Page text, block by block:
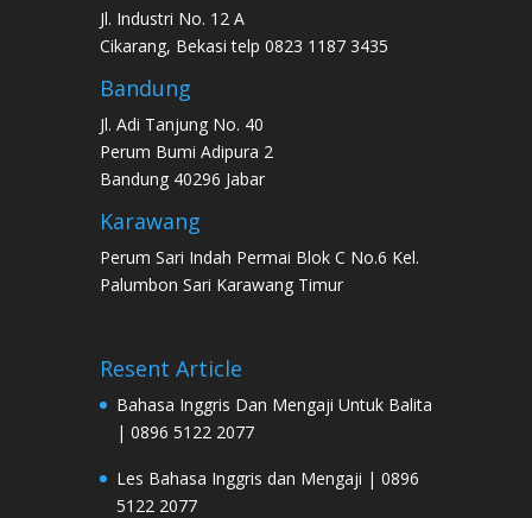
Jl. Industri No. 12 A
Cikarang, Bekasi telp 0823 1187 3435
Bandung
Jl. Adi Tanjung No. 40
Perum Bumi Adipura 2
Bandung 40296 Jabar
Karawang
Perum Sari Indah Permai Blok C No.6 Kel.
Palumbon Sari Karawang Timur
Resent Article
Bahasa Inggris Dan Mengaji Untuk Balita
| 0896 5122 2077
Les Bahasa Inggris dan Mengaji | 0896
5122 2077